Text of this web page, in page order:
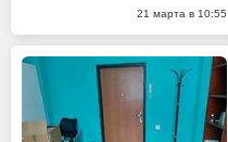
21 марта в 10:55